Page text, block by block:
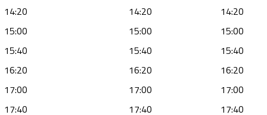
14:20
14:20
14:20
15:00
15:00
15:00
15:40
15:40
15:40
16:20
16:20
16:20
17:00
17:00
17:00
17:40
17:40 17:40